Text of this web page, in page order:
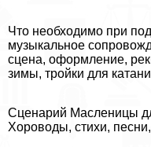
Что необходимо при
музыкальное
сцена, оформление,
зимы, тройки для
Сценарий Масленицы
Хороводы, стихи,